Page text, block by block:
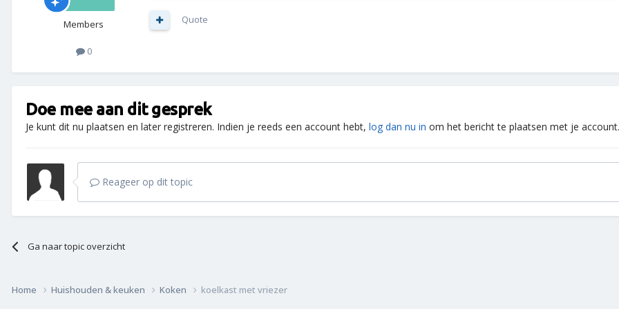
Members
0
Quote
Doe mee aan dit gesprek
Je kunt dit nu plaatsen en later registreren. Indien je reeds een account hebt, log dan nu in om het bericht te plaatsen met je account.
Reageer op dit topic
Ga naar topic overzicht
Home Huishouden & keuken Koken koelkast met vriezer